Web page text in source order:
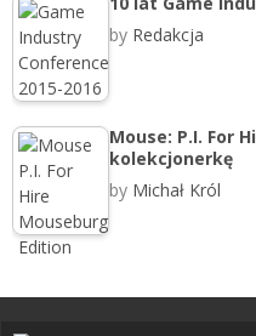
by Redakcja
Mouse: P.I. For
kolekcjonerkę
by Michał Król